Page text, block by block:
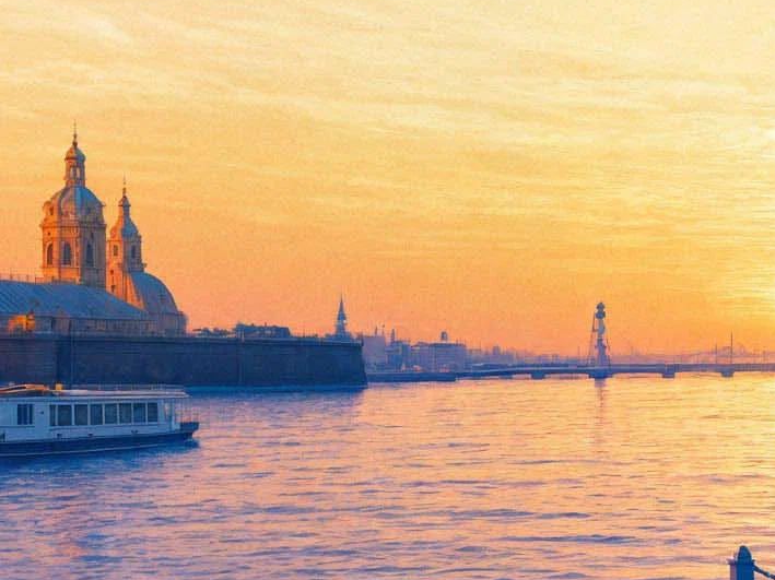
Napalm Death
29 сентября 2011, четверг,20.00
Версия для печати
Все концерты